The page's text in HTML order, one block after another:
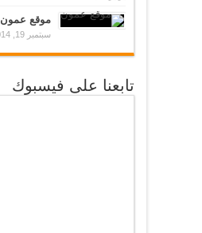
موقع عمون
سبتمبر 19, 2014
تابعنا على فيسبوك